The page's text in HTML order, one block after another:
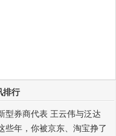
排行
型券商代表 王云伟与泛达
些年，你被京东、淘宝挣了